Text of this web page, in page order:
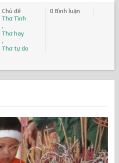
Chủ đề
Thơ Tình
,
Thơ hay
,
Thơ tự do
0 Bình luận